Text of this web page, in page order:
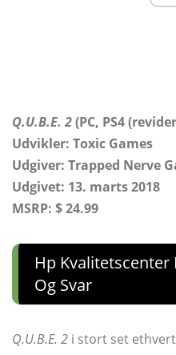
Q.U.B.E. 2(PC, PS4
Udvikler: Toxic Games
Udgiver: Trapped Nerve
Udgivet: 13. marts 2018
MSRP: $ 24.99
Hp
Og Svar
Q.U.B.E. 2 i stort set